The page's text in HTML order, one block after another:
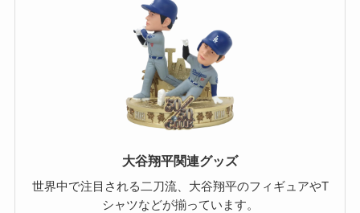
大谷翔平関連グッズ
世界中で注目される二刀流、大谷翔平のフィギュアやT
シャツなどが揃っています。